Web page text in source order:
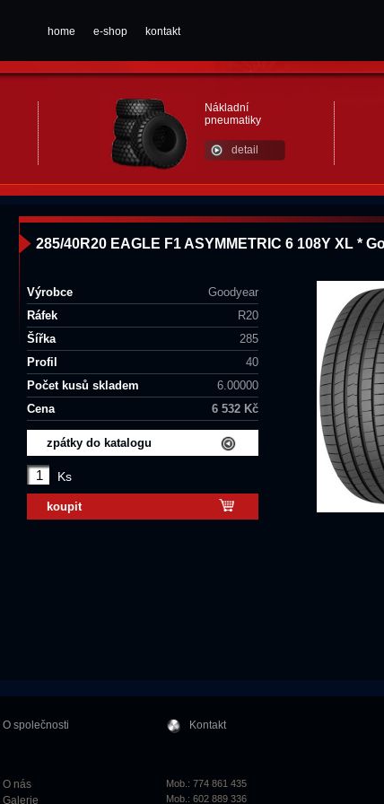
home e-shop kontakt
Nákladní
pneumatiky
detail
285/40R20 EAGLE F1 ASYMMETRIC 6 108Y XL *
Výrobce
Goodyear
Ráfek
R20
Šířka
285
Profil
40
Počet kusů skladem
6.00000
Cena
6 532 Kč
zpátky do katalogu
Ks
koupit
O společnosti
O nás
Galerie
Kontakt
Mob.: 774 861 435
Mob.: 602 889 336